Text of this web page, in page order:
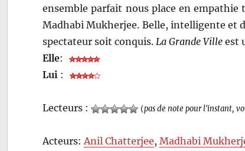
ensemble parfait nous place en
Madhabi Mukherjee. Belle, intelligente et
spectateur soit conquis.La Grande Ville est
Elle:
Lui :
Lecteurs : (pas de note pour l'instant,
Acteurs:Anil Chatterjee,Madhabi